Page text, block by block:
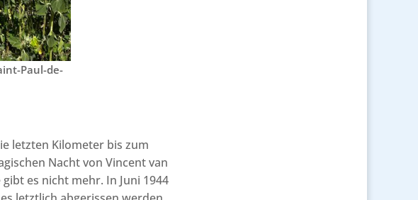
Paul-de-
letzten Kilometer bis zum
Nacht von Vincent van
es nicht mehr. In Juni 1944